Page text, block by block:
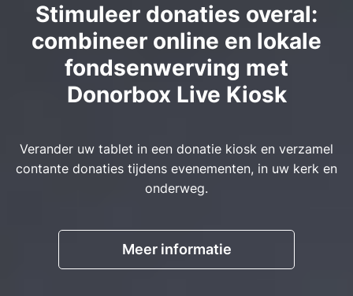
Stimuleer donaties overal:
combineer online en lokale
fondsenwerving met
Donorbox Live Kiosk
Verander uw tablet in een donatie kiosk en verzamel
contante donaties tijdens evenementen, in uw kerk en
onderweg.
Meer informatie